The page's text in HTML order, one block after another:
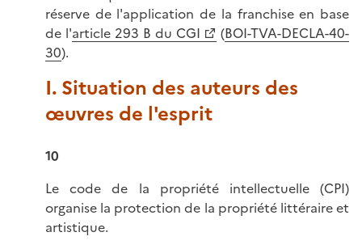
réserve de l'application de la franchise en base
de l'article 293 B du CGI (BOI-TVA-DECLA-40-
30).
I. Situation des auteurs des
œuvres de l'esprit
10
Le code de la propriété intellectuelle (CPI)
organise la protection de la propriété littéraire et
artistique.